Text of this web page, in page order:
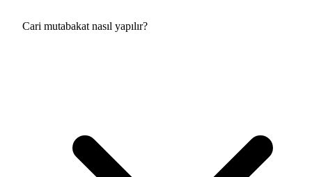
Cari mutabakat nasıl yapılır?